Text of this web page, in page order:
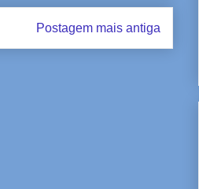
Postagem mais antiga